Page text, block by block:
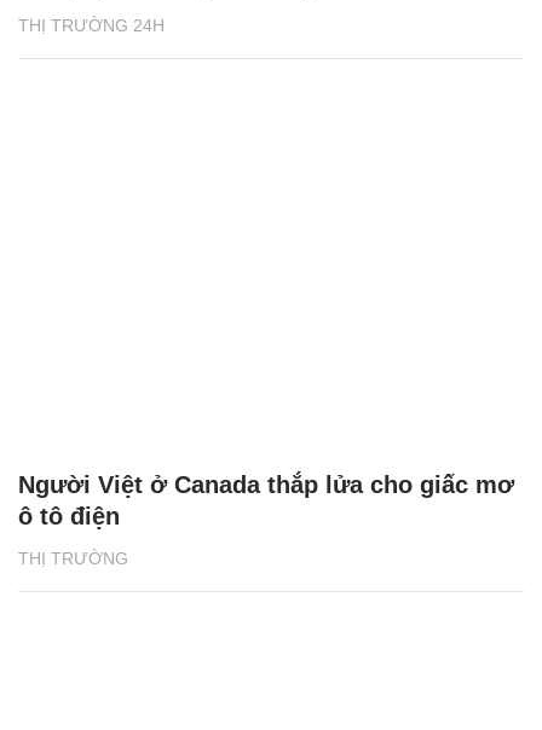
THỊ TRƯỜNG 24H
THỊ TRƯỜNG
Người Việt ở Canada thắp lửa cho giấc mơ
ô tô điện